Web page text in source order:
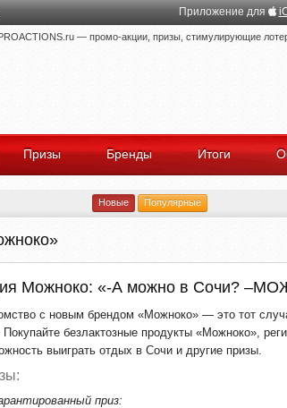
Приложение для
— промо-акции, призы, стимулирующие
Призы Бренды Итоги
Новые Популярные
Можноко: «-А можно в Сочи?
с новым брендом «Можноко» — это тот
Покупайте безлактозные продукты «Можноко»,
выиграть отдых в Сочи и другие призы.
приз: